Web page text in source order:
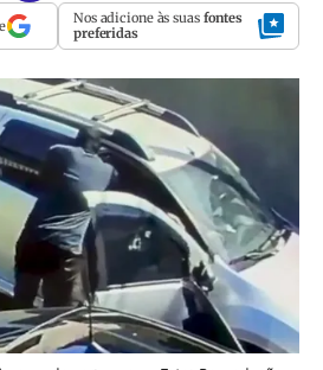
Nos adicione às suas fontes
preferidas